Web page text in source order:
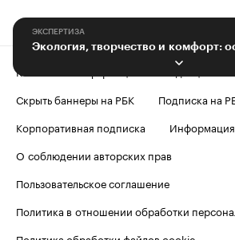
ЭКСПЕРТИЗА
Контактная информация
Редакция
Скрыть баннеры на РБК
Подписка на
Корпоративная подписка
О соблюдении авторских прав
Пользовательское соглашение
Политика в отношении обработки